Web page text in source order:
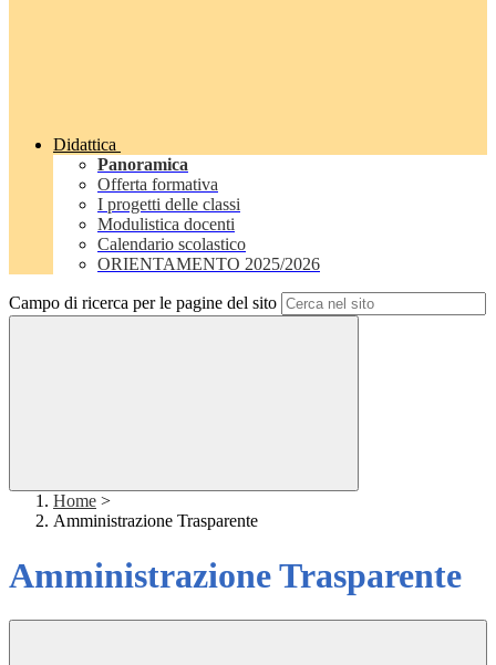
Didattica
Panoramica
Offerta formativa
I progetti delle classi
Modulistica docenti
Calendario scolastico
ORIENTAMENTO 2025/2026
Campo di ricerca per le pagine del sito
Home >
Amministrazione Trasparente
Amministrazione Trasparente